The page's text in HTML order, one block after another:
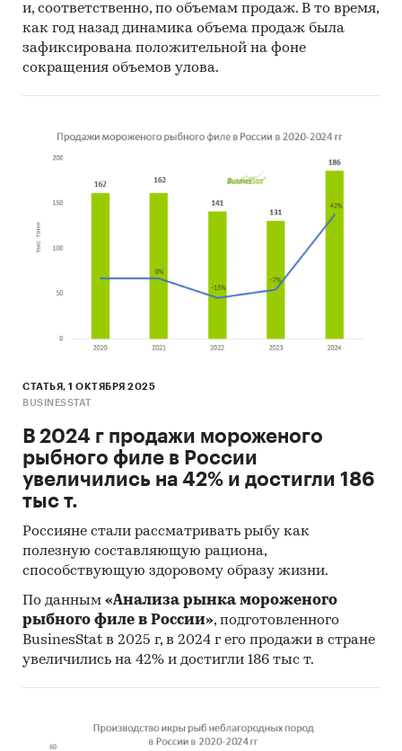
и, соответственно, по объемам продаж. В то время,
как год назад динамика объема продаж была
зафиксирована положительной на фоне
сокращения объемов улова.
СТАТЬЯ, 1 ОКТЯБРЯ 2025
BUSINESSTAT
В 2024 г продажи мороженого
рыбного филе в России
увеличились на 42% и достигли 186
тыс т.
Россияне стали рассматривать рыбу как
полезную составляющую рациона,
способствующую здоровому образу жизни.
По данным «Анализа рынка мороженого
рыбного филе в России», подготовленного
BusinesStat в 2025 г, в 2024 г его продажи в стране
увеличились на 42% и достигли 186 тыс т.